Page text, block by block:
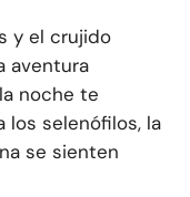
y el crujido
aventura
noche te
los selenófilos, la
se sienten